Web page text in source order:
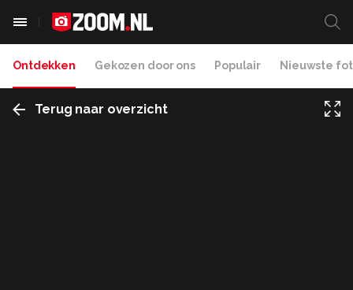
Ontdekken Gekozen door ons Populair Nieuwste
Terug naar overzicht